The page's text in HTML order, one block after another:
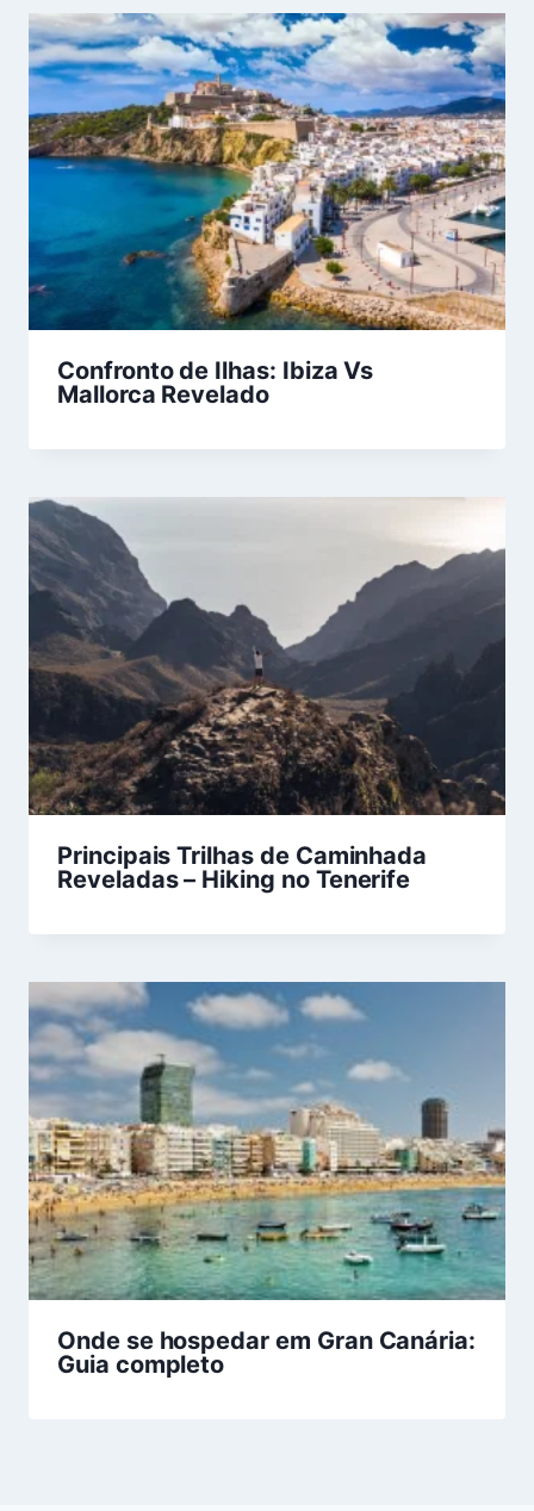
Confronto de Ilhas: Ibiza Vs
Mallorca Revelado
Principais Trilhas de Caminhada
Reveladas – Hiking no Tenerife
Onde se hospedar em Gran Canária:
Guia completo